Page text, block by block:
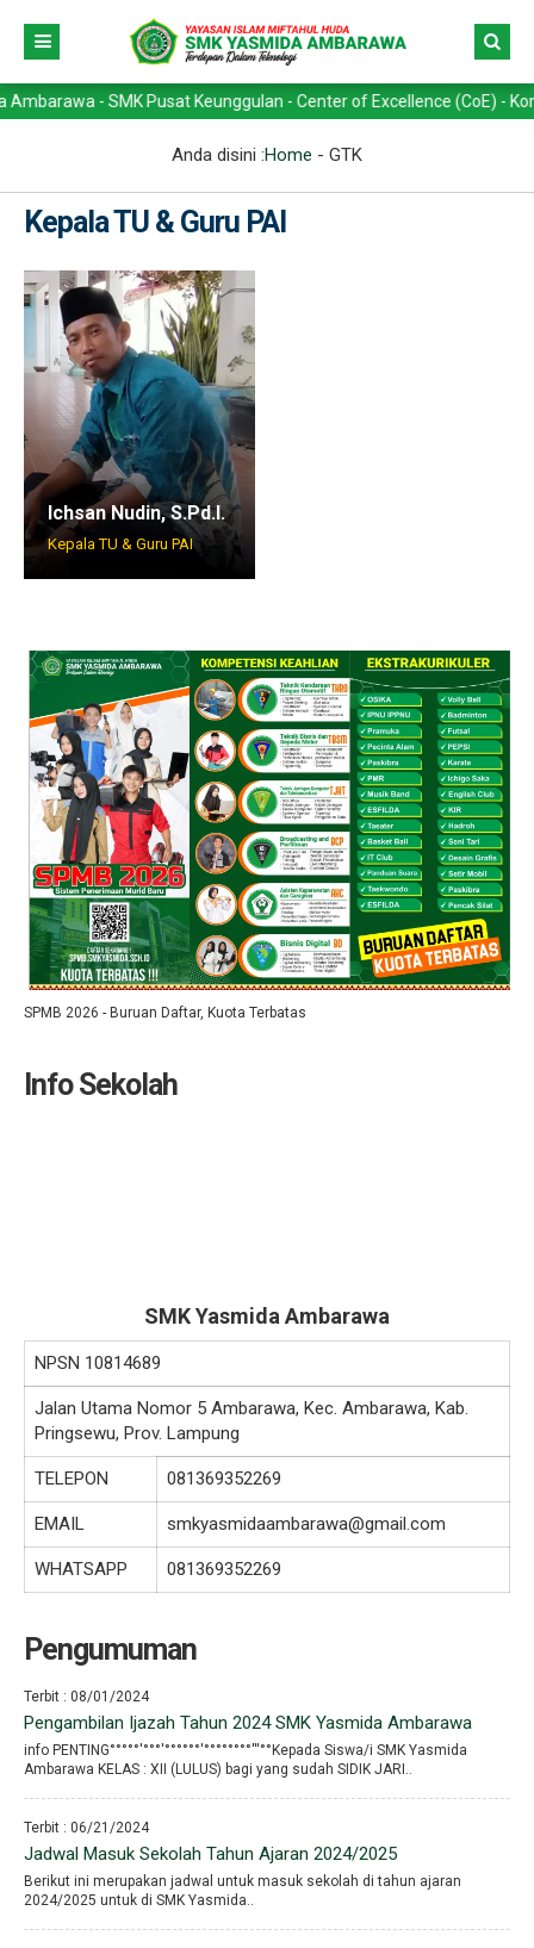
- SMK Pusat Keunggulan - Center of Excellence (CoE) -
Anda disini :Home - GTK
Kepala TU & Guru PAI
Ichsan Nudin, S.Pd.I.
Kepala TU & Guru PAI
SPMB 2026 - Buruan Daftar, Kuota Terbatas
Info Sekolah
SMK Yasmida Ambarawa
NPSN 10814689
Jalan Utama Nomor 5 Ambarawa, Kec. Ambarawa, Kab.
Pringsewu, Prov. Lampung
TELEPON 081369352269
EMAIL smkyasmidaambarawa@gmail.com
WHATSAPP 081369352269
Pengumuman
Terbit : 08/01/2024
Pengambilan Ijazah Tahun 2024 SMK Yasmida Ambarawa
info PENTING°°°°°′°°°′°°°°°°′°°°°°°°°′′′°°Kepada Siswa/i SMK Yasmida
Ambarawa KELAS : XII (LULUS) bagi yang sudah SIDIK JARI..
Terbit : 06/21/2024
Jadwal Masuk Sekolah Tahun Ajaran 2024/2025
Berikut ini merupakan jadwal untuk masuk sekolah di tahun ajaran
2024/2025 untuk di SMK Yasmida..